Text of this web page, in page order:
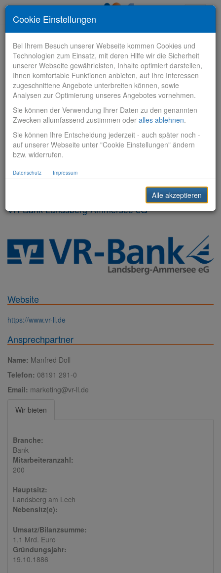
Stelle finden
Vertriebsbank
Produktionsbank
Sonstiges
VR-Bank Landsberg-Ammersee eG
Website
https://www.vr-ll.de
Ansprechpartner
Name: Manfred Doll
Telefon: 08191 291-0
Email: marketing@vr-ll.de
Wir bieten
Branche:
Bank
Mitarbeiteranzahl:
200
Hauptsitz:
Landsberg am Lech
Nebensitz(e):
Umsatz/Bilanzsumme:
1,1 Mrd. Euro
Gründungsjahr:
19.10.1886
Cookie Einstellungen
Bei Ihrem Besuch unserer Webseite kommen Cookies und
Technologien zum Einsatz, mit deren Hilfe wir die Sicherheit
unserer Webseite gewährleisten, Inhalte optimiert darstellen,
Ihnen komfortable Funktionen anbieten, auf Ihre Interessen
zugeschnittene Angebote unterbreiten können, sowie
Analysen zur Optimierung unseres Angebotes vornehmen.
Sie können der Verwendung Ihrer Daten zu den genannten
Zwecken allumfassend zustimmen oder alles ablehnen.
Sie können Ihre Entscheidung jederzeit - auch später noch -
auf unserer Webseite unter "Cookie Einstellungen" ändern
bzw. widerrufen.
Datenschutz Impressum
Alle akzeptieren